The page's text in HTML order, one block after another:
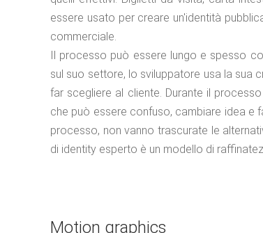
essere usato per creare un'identità
commerciale.
Il processo può essere lungo e spesso
sul suo settore, lo sviluppatore usa la sua
far scegliere al cliente. Durante il
che può essere confuso, cambiare idea e
processo, non vanno trascurate le
di identity esperto è un modello di
Motion graphics